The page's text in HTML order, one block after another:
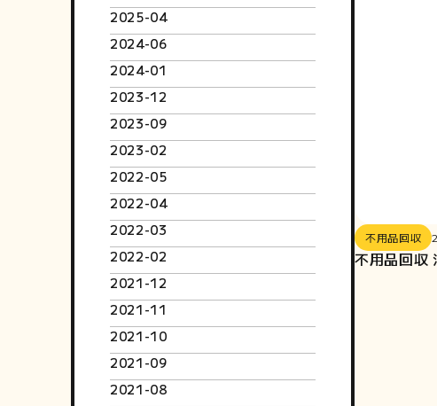
2025-04
2024-06
2024-01
2023-12
2023-09
2023-02
2022-05
2022-04
2022-03
2022-02
2021-12
2021-11
2021-10
2021-09
2021-08
不用品回収
不用品回収